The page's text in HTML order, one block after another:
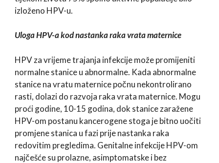
izloženo HPV-u.
Uloga HPV-a kod nastanka raka vrata maternice
HPV za vrijeme trajanja infekcije može promijeniti
normalne stanice u abnormalne. Kada abnormalne
stanice na vratu maternice počnu nekontrolirano
rasti, dolazi do razvoja raka vrata maternice. Mogu
proći godine, 10-15 godina, dok stanice zaražene
HPV-om postanu kancerogene stoga je bitno uočiti
promjene stanica u fazi prije nastanka raka
redovitim pregledima. Genitalne infekcije HPV-om
najčešće su prolazne, asimptomatske i bez